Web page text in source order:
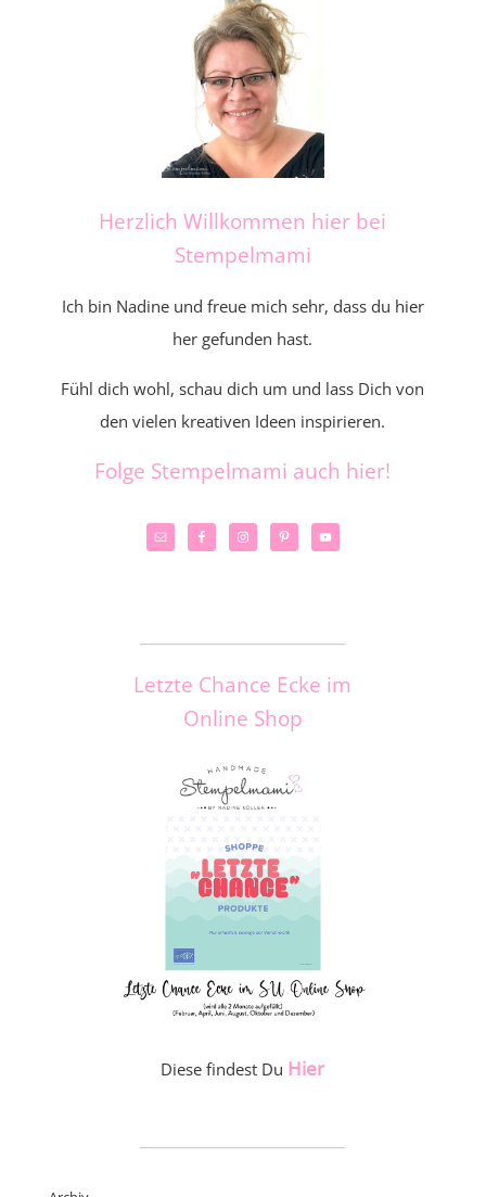
Herzlich Willkommen hier bei
Stempelmami
Ich bin Nadine und freue mich sehr, dass du hier
her gefunden hast.
Fühl dich wohl, schau dich um und lass Dich von
den vielen kreativen Ideen inspirieren.
Folge Stempelmami auch hier!
Letzte Chance Ecke im
Online Shop
Diese findest Du Hier